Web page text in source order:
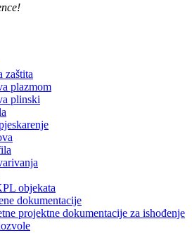
zaštita
plazmom
plinski
objekata
dokumentacije
projektne dokumentacije za ishođenje